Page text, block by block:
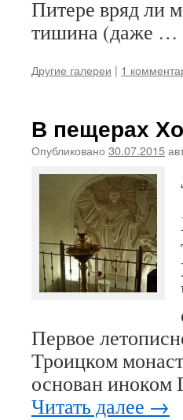
Питере вряд ли
тишина (даже …
Другие галереи | 1
В пещерах
Опубликовано 30.07.2015
Первое
Троицком
основан
Читать далее →